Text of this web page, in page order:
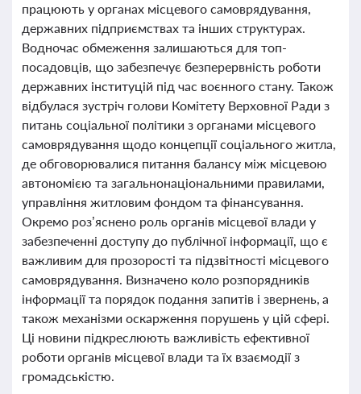
працюють у органах місцевого самоврядування,
державних підприємствах та інших структурах.
Водночас обмеження залишаються для топ-
посадовців, що забезпечує безперервність роботи
державних інституцій під час воєнного стану. Також
відбулася зустріч голови Комітету Верховної Ради з
питань соціальної політики з органами місцевого
самоврядування щодо концепції соціального житла,
де обговорювалися питання балансу між місцевою
автономією та загальнонаціональними правилами,
управління житловим фондом та фінансування.
Окремо роз’яснено роль органів місцевої влади у
забезпеченні доступу до публічної інформації, що є
важливим для прозорості та підзвітності місцевого
самоврядування. Визначено коло розпорядників
інформації та порядок подання запитів і звернень, а
також механізми оскарження порушень у цій сфері.
Ці новини підкреслюють важливість ефективної
роботи органів місцевої влади та їх взаємодії з
громадськістю.